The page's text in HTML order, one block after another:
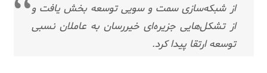
از شبکه‌سازی سمت و سویی توسعه بخش یافت و
از تشکل‌هایی جزیره‌ای خیررسان به عاملان نسبی
توسعه ارتقا پیدا کرد.